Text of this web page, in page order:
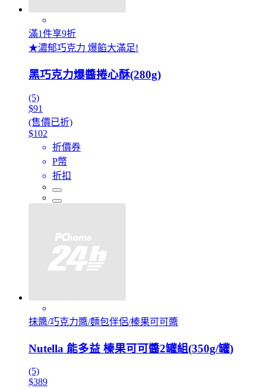
滿1件享9折
★濃郁巧克力 爆餡大滿足!
黑巧克力爆醬捲心酥(280g)
(5)
$91
(售價已折)
$102
折價券
P幣
折扣
抹醬/巧克力醬/麵包伴侶/榛果可可醬
Nutella 能多益 榛果可可醬2罐組(350g/罐)
(5)
$389